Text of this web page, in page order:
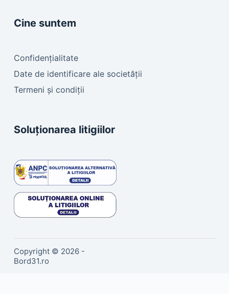
Cine suntem
Confidențialitate
Date de identificare ale societății
Termeni și condiții
Soluționarea litigiilor
Copyright © 2026 -
Bord31.ro